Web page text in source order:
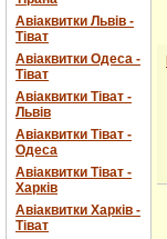
Авіаквитки Львів -
Тіват
Авіаквитки Одеса -
Тіват
Авіаквитки Тіват -
Львів
Авіаквитки Тіват -
Одеса
Авіаквитки Тіват -
Харків
Авіаквитки Харків -
Тіват